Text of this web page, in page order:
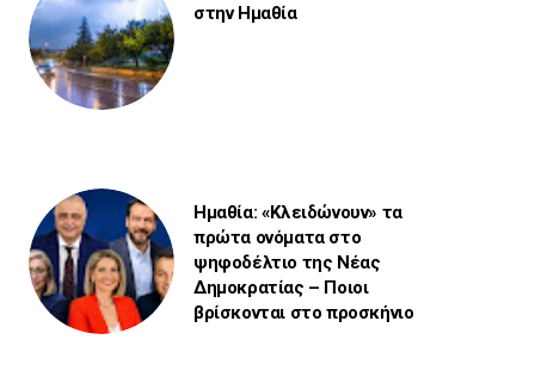
στην Ημαθία
Ημαθία: «Κλειδώνουν» τα
πρώτα ονόματα στο
ψηφοδέλτιο της Νέας
Δημοκρατίας – Ποιοι
βρίσκονται στο προσκήνιο